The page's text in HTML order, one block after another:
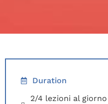
Duration
2/4 lezioni al